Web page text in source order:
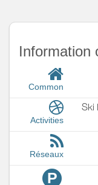
Information
Common
Activities
Ski
Réseaux
P